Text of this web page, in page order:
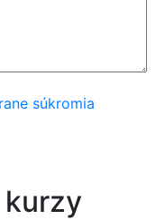
súkromia